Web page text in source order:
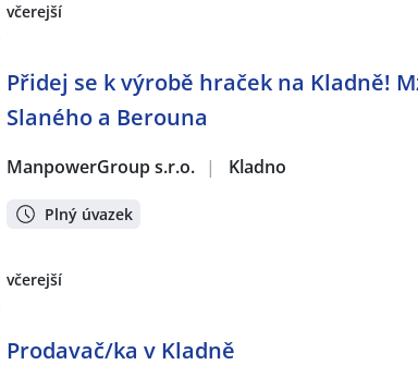
včerejší
Přidej se k výrobě hraček na Kladně!
Slaného a Berouna
ManpowerGroup s.r.o. | Kladno
Plný úvazek
včerejší
Prodavač/ka v Kladně